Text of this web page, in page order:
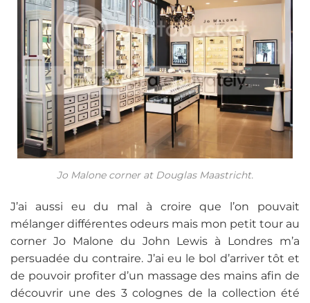
Jo Malone corner at Douglas Maastricht.
J’ai aussi eu du mal à croire que l’on pouvait
mélanger différentes odeurs mais mon petit tour au
corner Jo Malone du John Lewis à Londres m’a
persuadée du contraire. J’ai eu le bol d’arriver tôt et
de pouvoir profiter d’un massage des mains afin de
découvrir une des 3 colognes de la collection été